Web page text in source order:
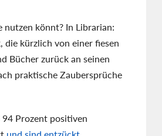
nutzen könnt? In Librarian:
kürzlich von einer fiesen
Bücher zurück an seinen
praktische Zaubersprüche
Prozent positiven